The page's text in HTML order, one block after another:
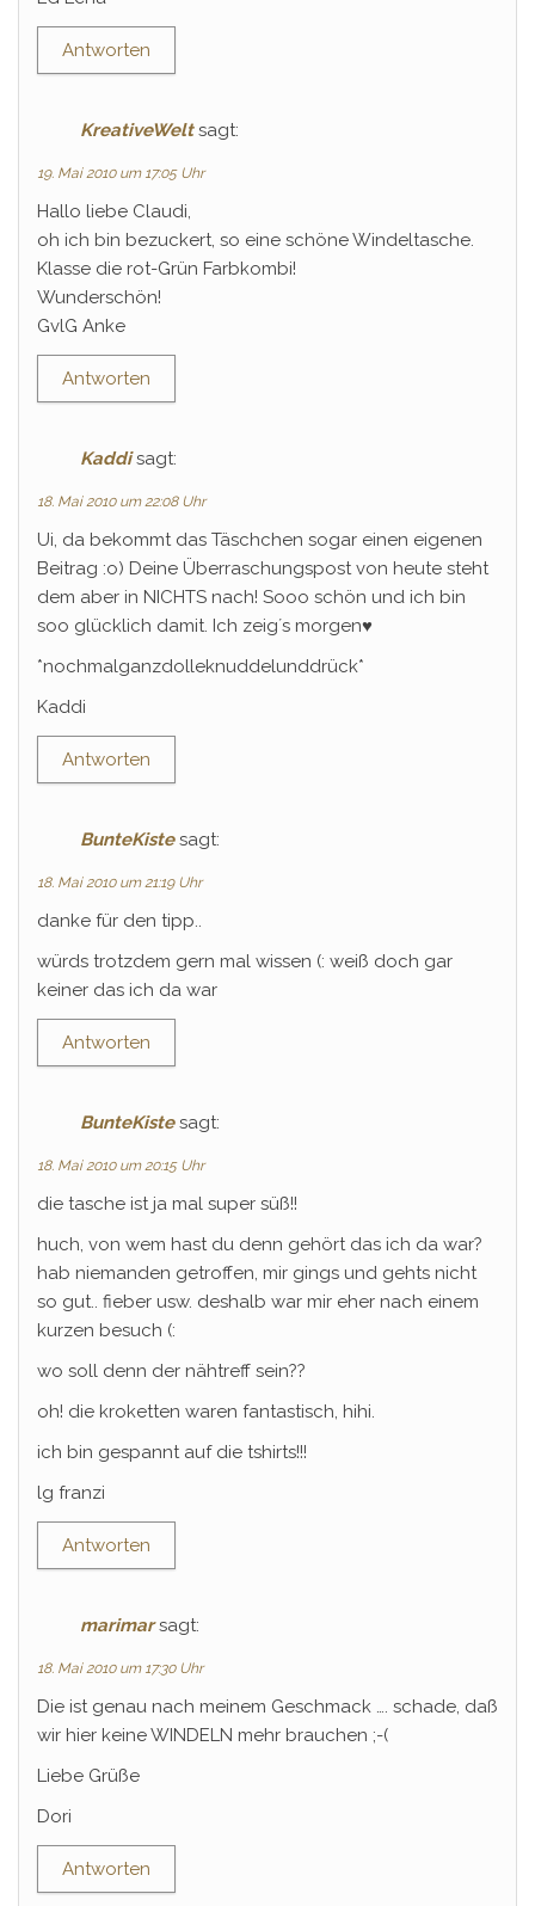
Antworten
KreativeWelt sagt:
19. Mai 2010 um 17:05 Uhr
Hallo liebe Claudi,
oh ich bin bezuckert, so eine schöne Windeltasche.
Klasse die rot-Grün Farbkombi!
Wunderschön!
GvlG Anke
Antworten
Kaddi sagt:
18. Mai 2010 um 22:08 Uhr
Ui, da bekommt das Täschchen sogar einen eigenen
Beitrag :o) Deine Überraschungspost von heute steht
dem aber in NICHTS nach! Sooo schön und ich bin
soo glücklich damit. Ich zeig´s morgen♥
*nochmalganzdolleknuddelunddrück*
Kaddi
Antworten
BunteKiste sagt:
18. Mai 2010 um 21:19 Uhr
danke für den tipp..
würds trotzdem gern mal wissen (: weiß doch gar
keiner das ich da war
Antworten
BunteKiste sagt:
18. Mai 2010 um 20:15 Uhr
die tasche ist ja mal super süß!!
huch, von wem hast du denn gehört das ich da war?
hab niemanden getroffen, mir gings und gehts nicht
so gut.. fieber usw. deshalb war mir eher nach einem
kurzen besuch (:
wo soll denn der nähtreff sein??
oh! die kroketten waren fantastisch, hihi.
ich bin gespannt auf die tshirts!!!
lg franzi
Antworten
marimar sagt:
18. Mai 2010 um 17:30 Uhr
Die ist genau nach meinem Geschmack …. schade, daß
wir hier keine WINDELN mehr brauchen ;-(
Liebe Grüße
Dori
Antworten